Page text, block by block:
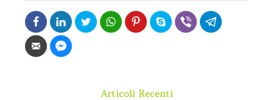
Articoli Recenti